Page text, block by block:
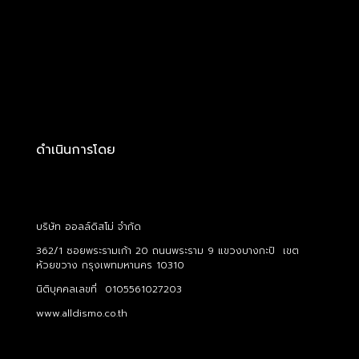
ดำเนินการโดย
บริษัท ออลล์ดิสโม่ จำกัด
362/1 ซอยพระรามเก้า 20 ถนนพระราม 9 แขวงบางกะปิ เขต
ห้วยขวาง กรุงเพทมหานคร 10310
นิติบุคคลเลขที่ 0105561027203
www.alldismo.co.th